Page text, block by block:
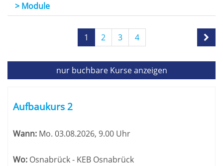
> Module
1 2 3 4
nur buchbareKurse anzeigen
Tabellenüberschriften
können
werden.
Aufbaukurs 2
Wann: Mo. 03.08.2026, 9.00 Uhr
Wo: Osnabrück - KEB Osnabrück